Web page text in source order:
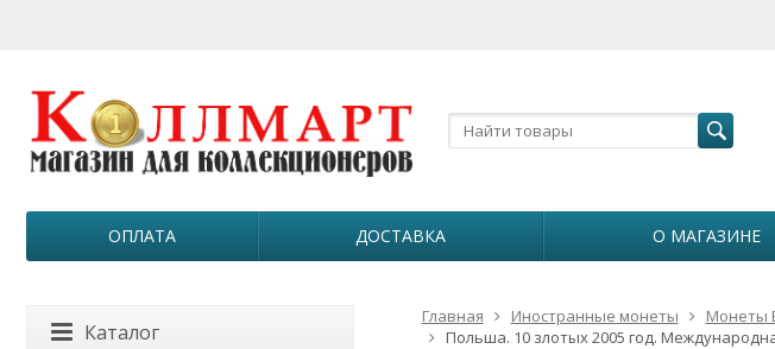
ОПЛАТА ДОСТАВКА О МАГАЗИНЕ
Главная Иностранные монеты Монеты
Польша. 10 злотых 2005 год.
Каталог